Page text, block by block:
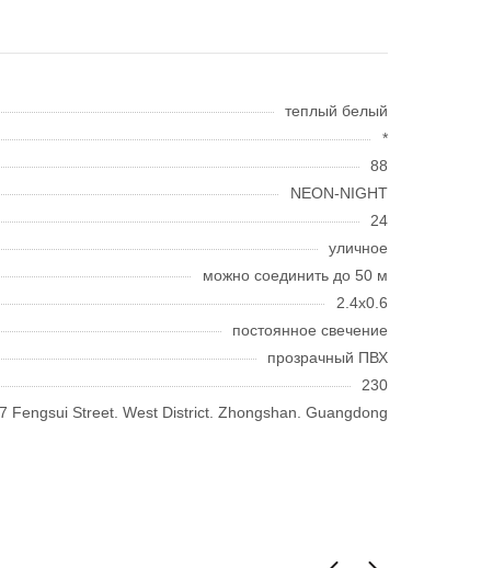
теплый белый
*
88
NEON-NIGHT
24
уличное
можно соединить до 50 м
2.4x0.6
постоянное свечение
прозрачный ПВХ
230
Fengsui Street. West District. Zhongshan. Guangdong